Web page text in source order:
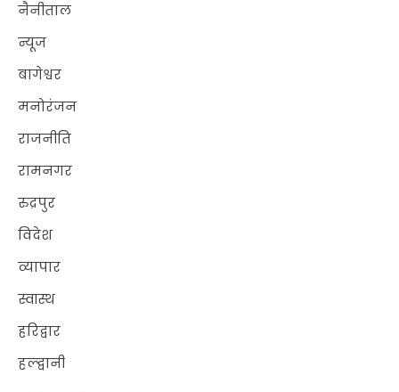
नैनीताल
न्यूज
बागेश्वर
मनोरंजन
राजनीति
रामनगर
रुद्रपुर
विदेश
व्यापार
स्वास्थ
हरिद्वार
हल्द्वानी